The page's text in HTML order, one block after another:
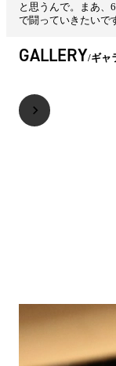
と思うんで。まあ、
で闘っていきたいで
GALLERY ギャ